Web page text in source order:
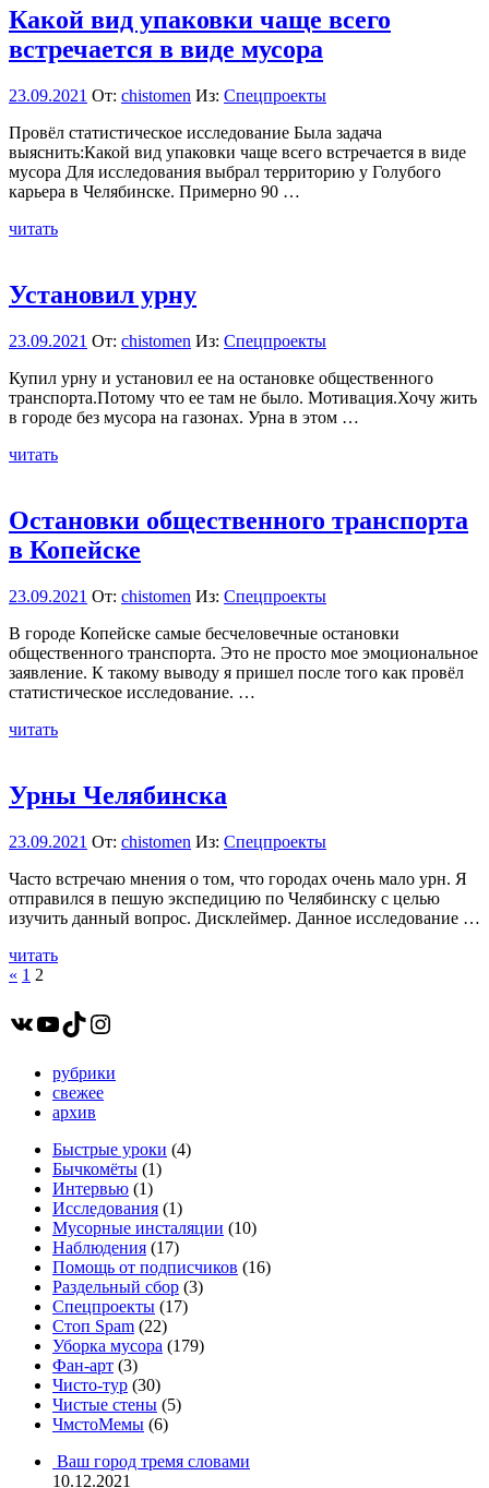
Какой вид упаковки чаще всего
встречается в виде мусора
23.09.2021 От: chistomen Из: Спецпроекты
Провёл статистическое исследование Была задача
выяснить:Какой вид упаковки чаще всего встречается в виде
мусора Для исследования выбрал территорию у Голубого
карьера в Челябинске. Примерно 90 …
читать
Установил урну
23.09.2021 От: chistomen Из: Спецпроекты
Купил урну и установил ее на остановке общественного
транспорта.Потому что ее там не было. Мотивация.Хочу жить
в городе без мусора на газонах. Урна в этом …
читать
Остановки общественного транспорта
в Копейске
23.09.2021 От: chistomen Из: Спецпроекты
В городе Копейске самые бесчеловечные остановки
общественного транспорта. Это не просто мое эмоциональное
заявление. К такому выводу я пришел после того как провёл
статистическое исследование. …
читать
Урны Челябинска
23.09.2021 От: chistomen Из: Спецпроекты
Часто встречаю мнения о том, что городах очень мало урн. Я
отправился в пешую экспедицию по Челябинску с целью
изучить данный вопрос. Дисклеймер. Данное исследование …
читать
Пагинация
записей
« Пред.
1 2
ВКонтакте
YouTube
TikTokInstagram
рубрики
свежее
архив
Быстрые уроки (4)
Бычкомёты (1)
Интервью (1)
Исследования (1)
Мусорные инсталяции (10)
Наблюдения (17)
Помощь от подписчиков (16)
Раздельный сбор (3)
Спецпроекты (17)
Стоп Spam (22)
Уборка мусора (179)
Фан-арт (3)
Чисто-тур (30)
Чистые стены (5)
ЧмстоМемы (6)
Ваш город тремя словами
10.12.2021